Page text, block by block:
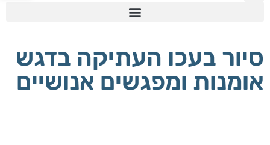
סיור בעכו העתיקה בדגש
אומנות ומפגשים אנושיים